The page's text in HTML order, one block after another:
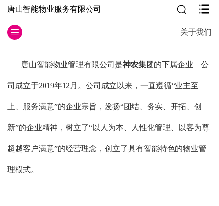
唐山智能物业服务有限公司
关于我们
唐山智能物业管理有限公司 是神农集团 的下属企业，公
司成立于2019年12月。公司成立以来，一直遵循“业主至
上、服务满意”的企业宗旨，发扬“团结、务实、开拓、创
新”的企业精神，树立了“以人为本、人性化管理、以客为尊
超越客户满意”的经营理念，创立了具有智能特色的物业管
理模式。